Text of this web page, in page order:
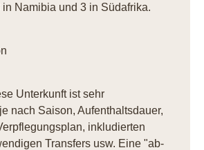
in Namibia und 3 in Südafrika.
Unterkunft ist sehr
nach Saison, Aufenthaltsdauer,
inkludierten
Transfers usw. Eine "ab-